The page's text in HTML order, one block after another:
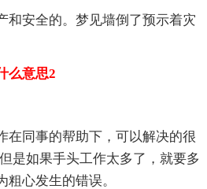
和安全的。梦见墙倒了预示着灾
意思2
在同事的帮助下，可以解决的很
是如果手头工作太多了，就要多
心发生的错误。